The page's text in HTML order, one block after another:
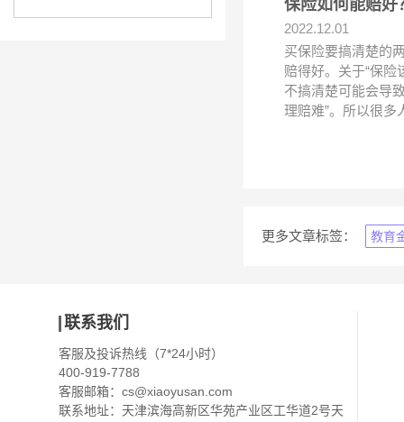
保险如何能赔好
2022.12.01
买保险要搞清楚的
赔得好。关于“保
不搞清楚可能会导
理赔难”。所以很多
更多文章标签： 教育
联系我们
客服及投诉热线（7*24小时）
400-919-7788
客服邮箱： cs@xiaoyusan.com
联系地址：天津滨海高新区华苑产业区工华道2号天